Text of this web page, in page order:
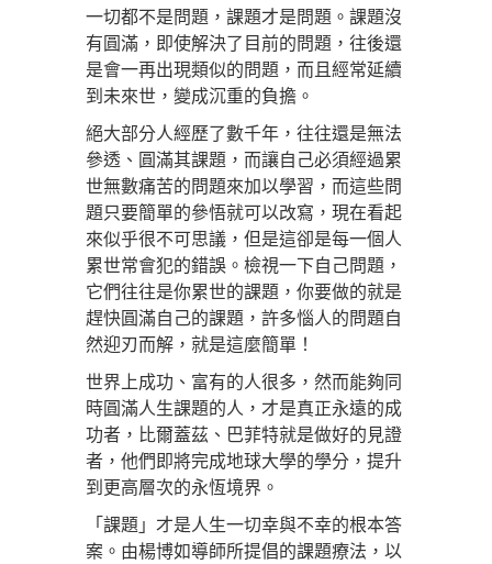
一切都不是問題，課題才是問題。課題沒
有圓滿，即使解決了目前的問題，往後還
是會一再出現類似的問題，而且經常延續
到未來世，變成沉重的負擔。
絕大部分人經歷了數千年，往往還是無法
參透、圓滿其課題，而讓自己必須經過累
世無數痛苦的問題來加以學習，而這些問
題只要簡單的參悟就可以改寫，現在看起
來似乎很不可思議，但是這卻是每一個人
累世常會犯的錯誤。 檢視一下自己問題，
它們往往是你累世的課題，你要做的就是
趕快圓滿自己的課題，許多惱人的問題自
然迎刃而解，就是這麼簡單！
世界上成功、富有的人很多，然而能夠同
時圓滿人生課題的人，才是真正永遠的成
功者， 比爾蓋茲、巴菲特就是做好的 見證
者，他們即將完成地球大學的學分，提升
到更高層次的永恆境界。
「課題」才是人生一切幸與不幸的根本答
案。由楊博如導師所提倡的課題療法，以